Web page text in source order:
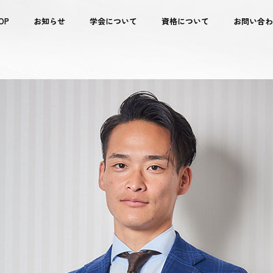
お知らせ 学会について 資格について お問い合